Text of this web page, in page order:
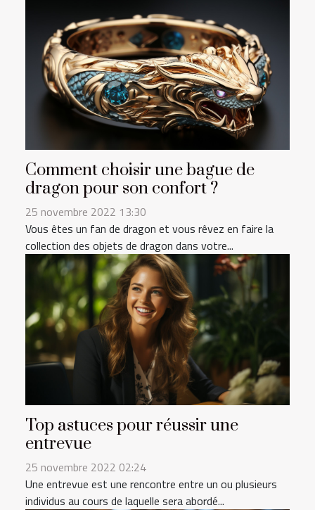
Comment choisir une bague de
dragon pour son confort ?
25 novembre 2022 13:30
Vous êtes un fan de dragon et vous rêvez en faire la
collection des objets de dragon dans votre...
Top astuces pour réussir une
entrevue
25 novembre 2022 02:24
Une entrevue est une rencontre entre un ou plusieurs
individus au cours de laquelle sera abordé...